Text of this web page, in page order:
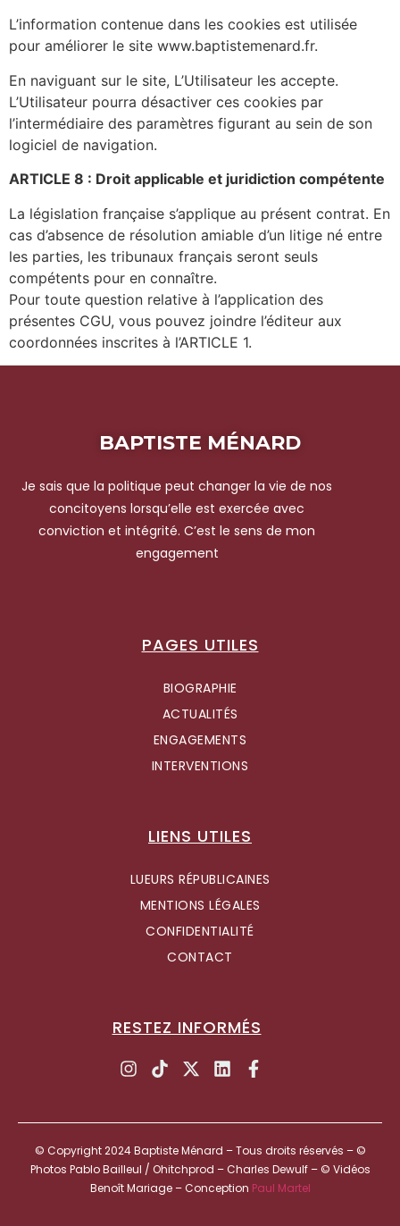
L’information contenue dans les cookies est utilisée
pour améliorer le site www.baptistemenard.fr.
En naviguant sur le site, L’Utilisateur les accepte.
L’Utilisateur pourra désactiver ces cookies par
l’intermédiaire des paramètres figurant au sein de son
logiciel de navigation.
ARTICLE 8 : Droit applicable et juridiction compétente
La législation française s’applique au présent contrat. En
cas d’absence de résolution amiable d’un litige né entre
les parties, les tribunaux français seront seuls
compétents pour en connaître.
Pour toute question relative à l’application des
présentes CGU, vous pouvez joindre l’éditeur aux
coordonnées inscrites à l’ARTICLE 1.
BAPTISTE MÉNARD
Je sais que la politique peut changer la vie de nos
concitoyens lorsqu’elle est exercée avec
conviction et intégrité. C’est le sens de mon
engagement
PAGES UTILES
BIOGRAPHIE
ACTUALITÉS
ENGAGEMENTS
INTERVENTIONS
LIENS UTILES
LUEURS RÉPUBLICAINES
MENTIONS LÉGALES
CONFIDENTIALITÉ
CONTACT
RESTEZ INFORMÉS
© Copyright 2024 Baptiste Ménard – Tous droits réservés – ©
Photos Pablo Bailleul / Ohitchprod – Charles Dewulf – © Vidéos
Benoît Mariage – Conception Paul Martel